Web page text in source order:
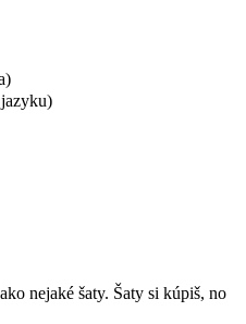
nejaké šaty. Šaty si kúpiš, no